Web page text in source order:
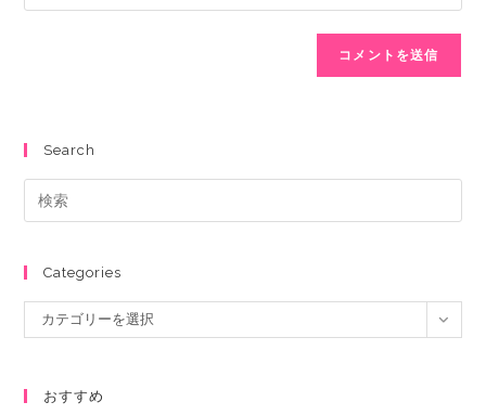
Search
Categories
カテゴリーを選択
おすすめ